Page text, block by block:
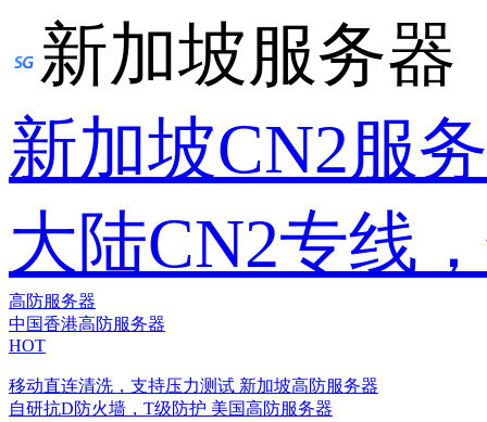
新加坡服务器
新加坡CN2服
大陆CN2专线
高防服务器
中国香港高防服务器
HOT
移动直连清洗，支持压力测试 新加坡高防服务器
自研抗D防火墙，T级防护 美国高防服务器